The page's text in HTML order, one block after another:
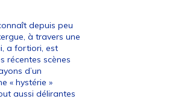
depuis peu
à travers une
a fortiori, est
récentes scènes
d’un
« hystérie »
aussi délirantes